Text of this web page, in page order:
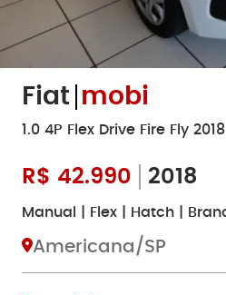
Fiat mobi
1.0 4P Flex Drive Fire Fly 2018
R$ 42.990 2018
Manual | Flex | Hatch |
Americana/SP